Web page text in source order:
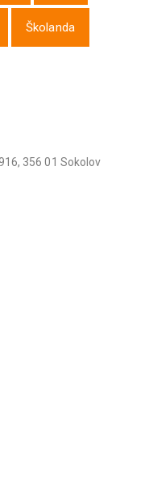
Školanda
356 01 Sokolov